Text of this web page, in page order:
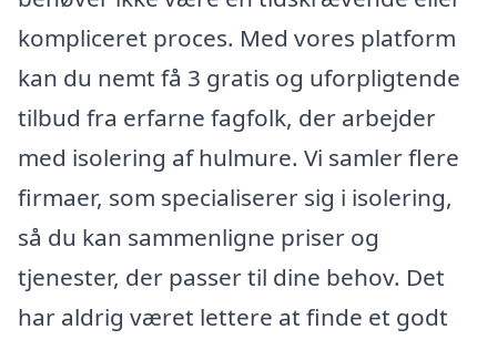
kompliceret proces. Med vores platform
kan du nemt få 3 gratis og uforpligtende
tilbud fra erfarne fagfolk, der arbejder
med isolering af hulmure. Vi samler flere
firmaer, som specialiserer sig i isolering,
så du kan sammenligne priser og
tjenester, der passer til dine behov. Det
har aldrig været lettere at finde et godt